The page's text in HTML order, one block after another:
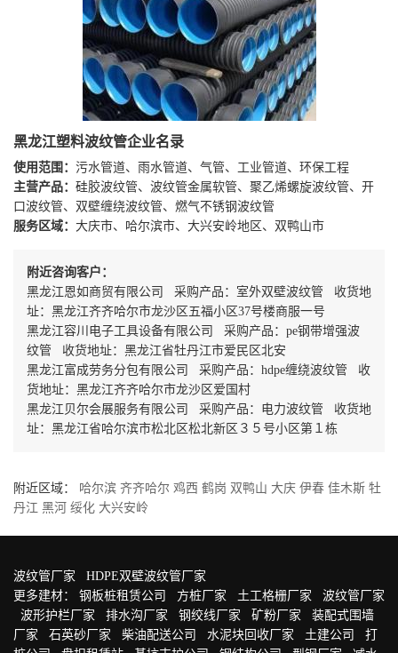
黑龙江塑料波纹管企业名录
使用范围： 污水管道、雨水管道、气管、工业管道、环保工程
主营产品： 硅胶波纹管、波纹管金属软管、聚乙烯螺旋波纹管、开
口波纹管、双壁缠绕波纹管、燃气不锈钢波纹管
服务区域： 大庆市、哈尔滨市、大兴安岭地区、双鸭山市
附近咨询客户：
黑龙江恩如商贸有限公司 采购产品：室外双壁波纹管 收货地
址：黑龙江齐齐哈尔市龙沙区五福小区37号楼商服一号
黑龙江容川电子工具设备有限公司 采购产品：pe钢带增强波
纹管 收货地址：黑龙江省牡丹江市爱民区北安
黑龙江富成劳务分包有限公司 采购产品：hdpe缠绕波纹管 收
货地址：黑龙江齐齐哈尔市龙沙区爱国村
黑龙江贝尔会展服务有限公司 采购产品：电力波纹管 收货地
址：黑龙江省哈尔滨市松北区松北新区３５号小区第１栋
附近区域： 哈尔滨 齐齐哈尔 鸡西 鹤岗 双鸭山 大庆 伊春 佳木斯 牡
丹江 黑河 绥化 大兴安岭
波纹管厂家
HDPE双壁波纹管厂家
更多建材： 钢板桩租赁公司 方桩厂家 土工格栅厂家
波纹管厂家
波形护栏厂家
排水沟厂家 钢绞线厂家 矿粉厂家
装配式围墙
厂家
石英砂厂家 柴油配送公司 水泥块回收厂家 土建公司
打